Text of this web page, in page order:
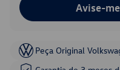
Avise-
Peça Original